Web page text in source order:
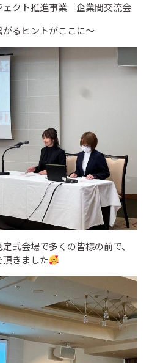
クト推進事業 企業間交流会
るヒントがここに～
式会場で多くの皆様の前で、
きました